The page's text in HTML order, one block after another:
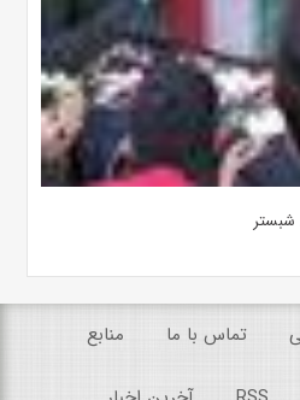
شبستر
تماس با ما منابع